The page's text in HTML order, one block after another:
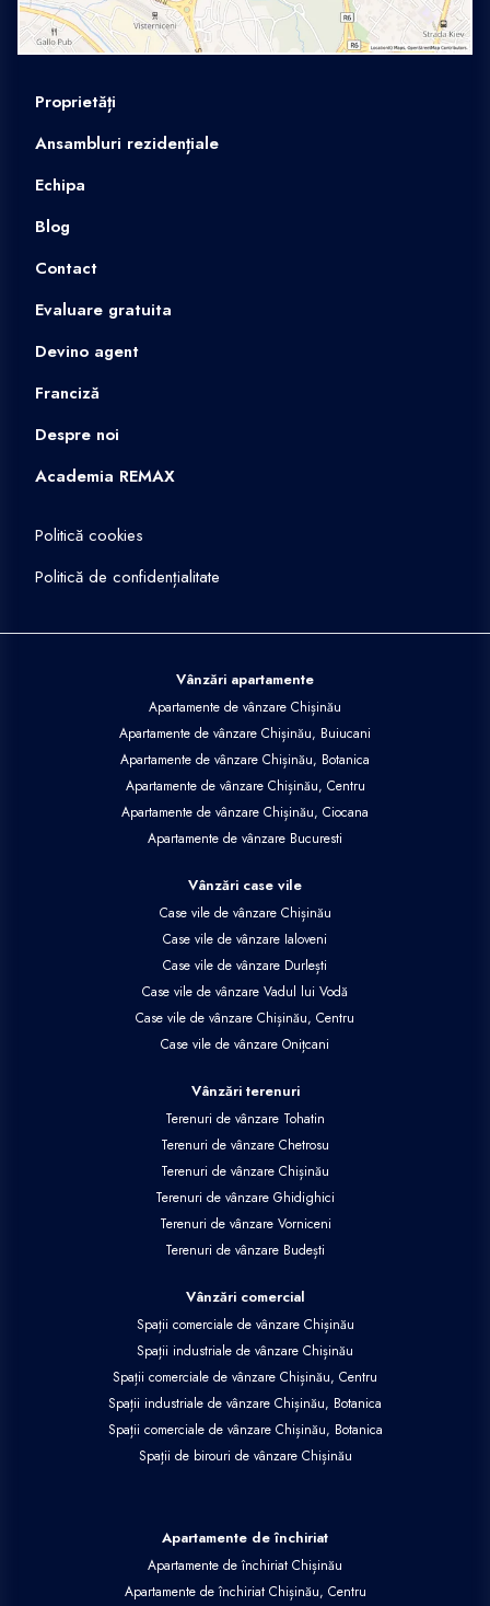
Proprietăți
Ansambluri rezidențiale
Echipa
Blog
Contact
Evaluare gratuita
Devino agent
Franciză
Despre noi
Academia REMAX
Politică cookies
Politică de confidențialitate
Vânzări apartamente
Apartamente de vânzare Chișinău
Apartamente de vânzare Chișinău, Buiucani
Apartamente de vânzare Chișinău, Botanica
Apartamente de vânzare Chișinău, Centru
Apartamente de vânzare Chișinău, Ciocana
Apartamente de vânzare Bucuresti
Vânzări case vile
Case vile de vânzare Chișinău
Case vile de vânzare Ialoveni
Case vile de vânzare Durlești
Case vile de vânzare Vadul lui Vodă
Case vile de vânzare Chișinău, Centru
Case vile de vânzare Onițcani
Vânzări terenuri
Terenuri de vânzare Tohatin
Terenuri de vânzare Chetrosu
Terenuri de vânzare Chișinău
Terenuri de vânzare Ghidighici
Terenuri de vânzare Vorniceni
Terenuri de vânzare Budești
Vânzări comercial
Spații comerciale de vânzare Chișinău
Spații industriale de vânzare Chișinău
Spații comerciale de vânzare Chișinău, Centru
Spații industriale de vânzare Chișinău, Botanica
Spații comerciale de vânzare Chișinău, Botanica
Spații de birouri de vânzare Chișinău
Apartamente de închiriat
Apartamente de închiriat Chișinău
Apartamente de închiriat Chișinău, Centru